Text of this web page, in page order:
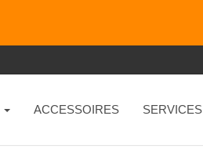
ACCESSOIRES SERVICES